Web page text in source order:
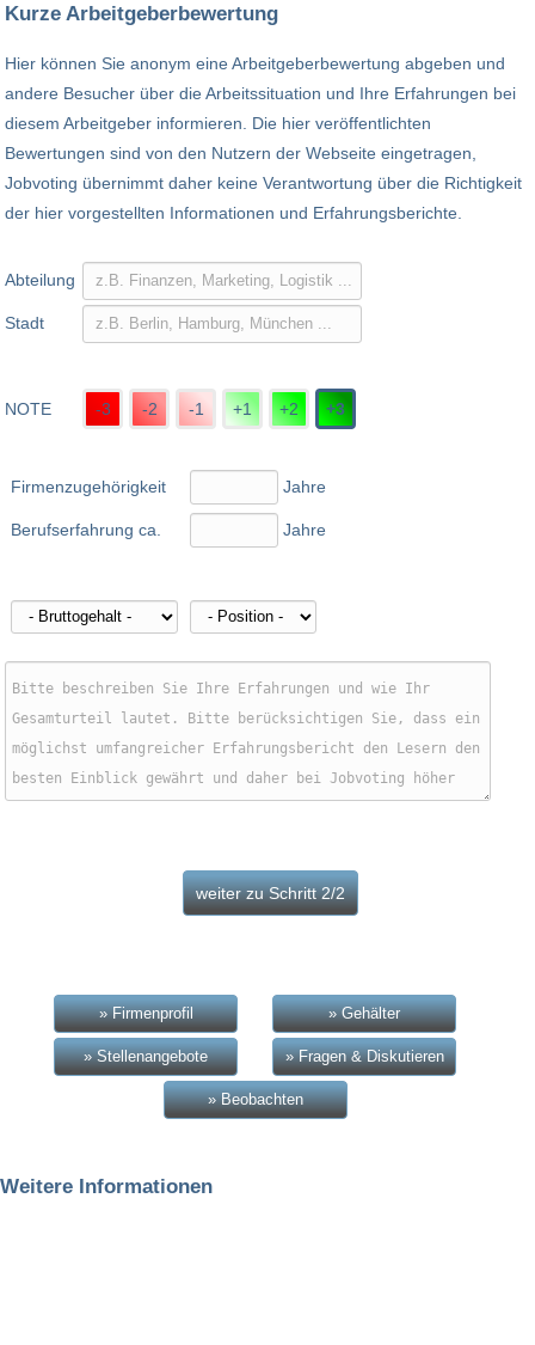
Kurze Arbeitgeberbewertung
Hier können Sie anonym eine Arbeitgeberbewertung abgeben und
andere Besucher über die Arbeitssituation und Ihre Erfahrungen bei
diesem Arbeitgeber informieren. Die hier veröffentlichten
Bewertungen sind von den Nutzern der Webseite eingetragen,
Jobvoting übernimmt daher keine Verantwortung über die Richtigkeit
der hier vorgestellten Informationen und Erfahrungsberichte.
Abteilung
Stadt
NOTE -3 -2 -1 +1 +2 +3
Firmenzugehörigkeit
Berufserfahrung ca.
Jahre
Jahre
» Firmenprofil » Gehälter
» Stellenangebote » Fragen & Diskutieren
» Beobachten
Weitere Informationen